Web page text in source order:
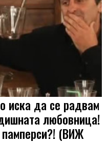
иска да се радвам
любовница!
(ВИЖ